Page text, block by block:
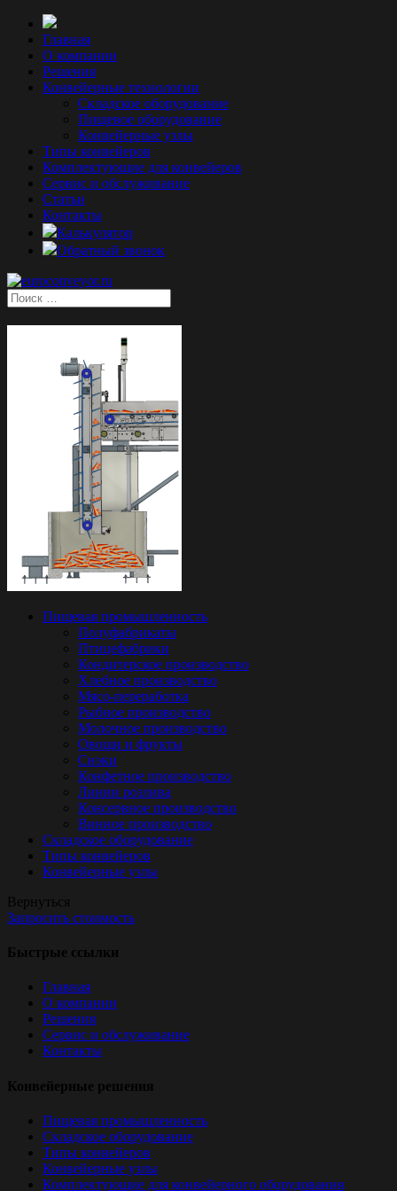
Главная
О компании
Решения
Конвейерные технологии
Складское оборудование
Пищевое оборудование
Конвейерные узлы
Типы конвейеров
Комплектующие для конвейеров
Сервис и обслуживание
Статьи
Контакты
Калькулятор
Обратный звонок
Пищевая промышленность
Полуфабрикаты
Птицефабрики
Кондитерское производство
Хлебное производство
Мясо-переработка
Рыбное производство
Молочное производство
Овощи и фрукты
Снэки
Конфетное производство
Линии розлива
Консервное производство
Винное производство
Складское оборудование
Типы конвейеров
Конвейерные узлы
Вернуться
Запросить стоимость
Быстрые ссылки
Главная
О компании
Решения
Сервис и обслуживание
Контакты
Конвейерные решения
Пищевая промышленность
Складское оборудование
Типы конвейеров
Конвейерные узлы
Комплектующие для конвейерного оборудования